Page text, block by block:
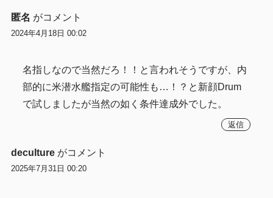
匿名 がコメント
2024年4月18日 00:02
名指しなので当然だろ！！と言われそうですが、内
部的に米潜水艦指定の可能性も…！？と新顔Drum
で試しましたが当然の如く条件達成外でした。
返信
deculture がコメント
2025年7月31日 00:20